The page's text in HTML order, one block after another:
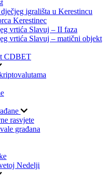
igrališta u Kerestincu
Kerestinec
vrtića Slavuj – II faza
vrtića Slavuj – matični objekt
CDBET
rasvjete
građana
Nedelji